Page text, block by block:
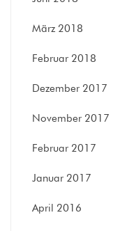
März 2018
Februar 2018
Dezember 2017
November 2017
Februar 2017
Januar 2017
April 2016